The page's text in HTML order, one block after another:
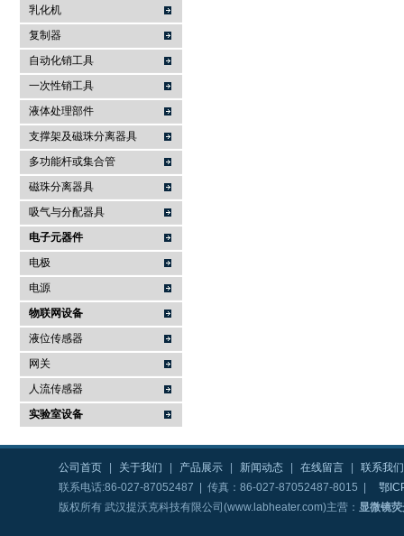
乳化机
复制器
自动化销工具
一次性销工具
液体处理部件
支撑架及磁珠分离器具
多功能杆或集合管
磁珠分离器具
吸气与分配器具
电子元器件
电极
电源
物联网设备
液位传感器
网关
人流传感器
实验室设备
公司首页 关于我们 产品展示 新闻动态 在线留言
联系我们
联系电话:86-027-87052487 | 传真：86-027-87052487-8015 |
鄂
版权所有 武汉提沃克科技有限公司(www.labheater.com)主营： 显微镜